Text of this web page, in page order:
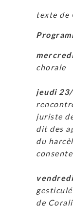
texte de
chorale
jeudi
juriste
dit des
du
de